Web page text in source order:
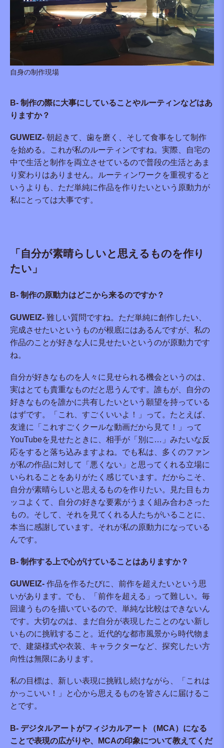
自身の制作現場
B- 制作の際に大事にしていることやルーティンなどはあ
りますか？
GUWEIZ- 朝起きて、歯を磨く、そして食事をして制作
を始める。これが私のルーティンですね。実際、自宅の
中で生活と制作を両立させているので普段の生活とあま
り変わりはありません。ルーティンワークを重視すると
いうよりも、ただ単純に作品を作りたいという原動力が
私にとっては大事です。
「自分が素晴らしいと思えるものを作り
たい」
B- 制作の原動力はどこから来るのですか？
GUWEIZ- 難しい質問ですね。ただ単純に創作したい、
完成させたいというものが根底にはあるんですが、私の
作品のことが好きな人に見せたいというのが原動力です
ね。
自分が好きなものを人々に見せられる機会というのは、
実はとても貴重なものだと思うんです。誰もが、自分の
好きなものを誰かに共有したいという願望を持っている
はずです。「これ、すごくいいよ！」って。たとえば、
友達に「これすごくクールな動画だから見て！」って
YouTubeを見せたときに、相手が「別に…」みたいな反
応をすると落ち込みますよね。でも私は、多くのファン
が私の作品に対して「悪くない」と思ってくれる立場に
いられることをありがたく感じています。だからこそ、
自分が素晴らしいと思えるものを作りたい。見た目もカ
ッコよくて、自分の好きな要素がうまく組み合わさった
もの。そして、それを見てくれる人たちがいることに、
本当に感謝しています。それが私の原動力になっている
んです。
B- 制作する上で心がけていることはありますか？
GUWEIZ- 作品を作るたびに、前作を超えたいという思
いがあります。でも、「前作を超える」って難しい。毎
回違うものを描いているので、単純な比較はできないん
です。大切なのは、まだ自分が表現したことのない新し
いものに挑戦すること。近代的な都市風景から時代物ま
で、建築様式や衣装、キャラクターなど、探究したい方
向性は無限にあります。
私の目標は、新しい表現に挑戦し続けながら、「これは
かっこいい！」と心から思えるものを皆さんに届けるこ
とです。
B- デジタルアートがフィジカルアート（MCA）になる
ことで表現の広がりや、MCAの印象について教えてくだ